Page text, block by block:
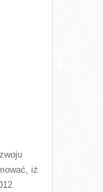
iż